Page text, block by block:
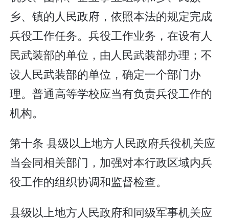
乡、镇的人民政府，依照本法的规定完成
兵役工作任务。兵役工作业务，在设有人
民武装部的单位，由人民武装部办理；不
设人民武装部的单位，确定一个部门办
理。普通高等学校应当有负责兵役工作的
机构。
第十条 县级以上地方人民政府兵役机关应
当会同相关部门，加强对本行政区域内兵
役工作的组织协调和监督检查。
县级以上地方人民政府和同级军事机关应